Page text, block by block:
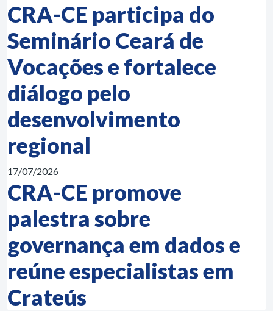
CRA-CE participa do
Seminário Ceará de
Vocações e fortalece
diálogo pelo
desenvolvimento
regional
17/07/2026
CRA-CE promove
palestra sobre
governança em dados e
reúne especialistas em
Crateús